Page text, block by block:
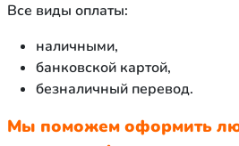
Все виды оплаты:
наличными,
банковской картой,
безналичный перевод.
Мы поможем оформить